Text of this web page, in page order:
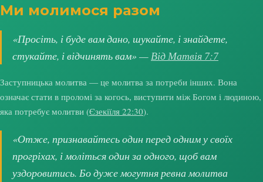
Ми молимося разом
«Просіть, і буде вам дано, шукайте, і знайдете,
стукайте, і відчинять вам» —Від Матвія 7:7
Заступницька молитва — це молитва за потреби інших. Вона
означає стати в проломі за когось, виступити між Богом і людиною,
яка потребує молитви (Єзекіїля 22:30).
«Отже, признавайтесь один перед одним у своїх
прогріхах, і моліться один за одного, щоб вам
уздоровитись. Бо дуже могутня ревна молитва